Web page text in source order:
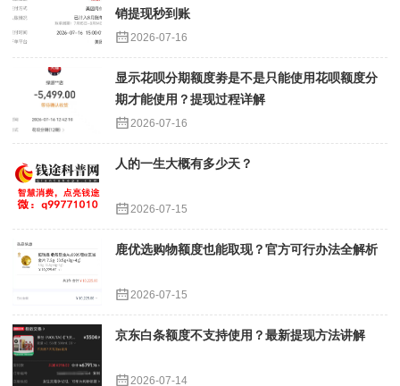
销提现秒到账
2026-07-16
显示花呗分期额度劵是不是只能使用花呗额度分
期才能使用？提现过程详解
2026-07-16
人的一生大概有多少天？
2026-07-15
鹿优选购物额度也能取现？官方可行办法全解析
2026-07-15
京东白条额度不支持使用？最新提现方法讲解
2026-07-14